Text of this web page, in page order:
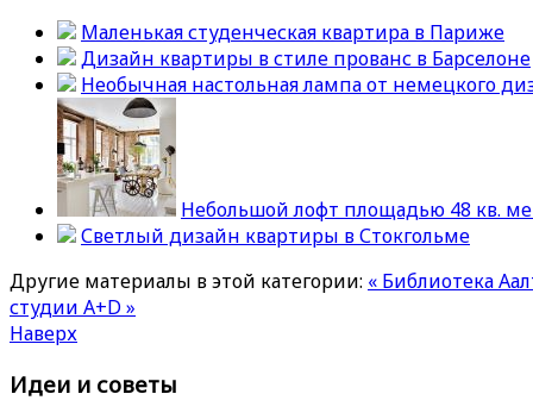
Маленькая студенческая квартира в Париже
Дизайн квартиры в стиле прованс в Барселоне
Необычная настольная лампа от немецкого
Небольшой лофт площадью 48 кв.
Светлый дизайн квартиры в Стокгольме
Другие материалы в этой категории: « Библиотека
студии A+D »
Наверх
Идеи и советы